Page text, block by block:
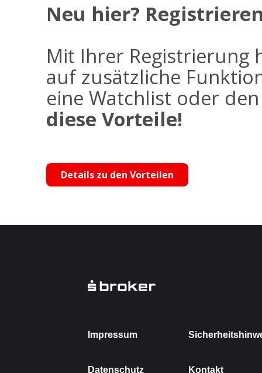
Neu hier?
Mit Ihrer Registrierung
auf zusätzliche
eine Watchlist oder
diese Vorteile!
Details zu den Vorteilen